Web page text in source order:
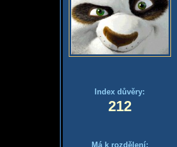
Index důvěry:
212
Má k rozdělení: